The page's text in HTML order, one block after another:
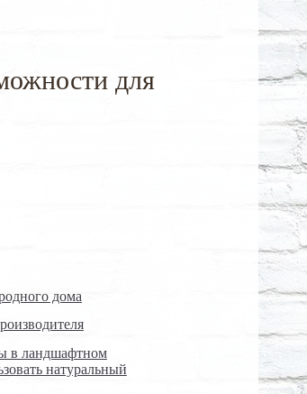
для
дома
в ландшафтном
натуральный